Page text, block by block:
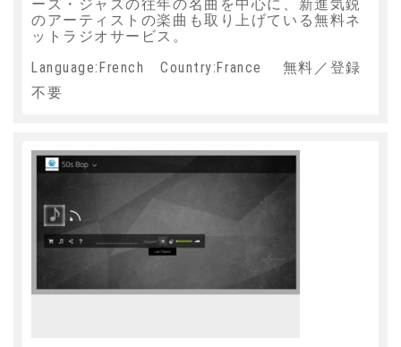
ーズ・ジャズの往年の名曲を中心に、新進気鋭
のアーティストの楽曲も取り上げている無料ネ
ットラジオサービス。
Language:French Country:France 無料／登録
不要